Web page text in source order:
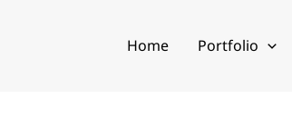
Home Portfolio